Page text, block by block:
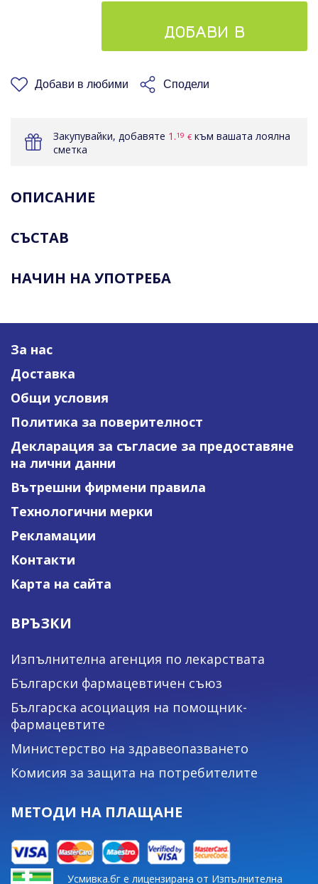
ДОБАВИ В
КОШНИЦАТА
Добави в любими Сподели
Закупувайки, добавяте 1.19 € към вашата лоялна
сметка
ОПИСАНИЕ
СЪСТАВ
НАЧИН НА УПОТРЕБА
За нас
Доставка
Общи условия
Политика за поверителност
Декларация за съгласие за предоставяне
на лични данни
Вътрешни фирмени правила
Технологични мерки
Рекламации
Контакти
Карта на сайта
ВРЪЗКИ
Изпълнителна агенция по лекарствата
Български фармацевтичен съюз
Българска асоциация на помощник-
фармацевтите
Министерство на здравеопазването
Комисия за защита на потребителите
МЕТОДИ НА ПЛАЩАНЕ
Усмивка.бг е лицензирана от Изпълнителна